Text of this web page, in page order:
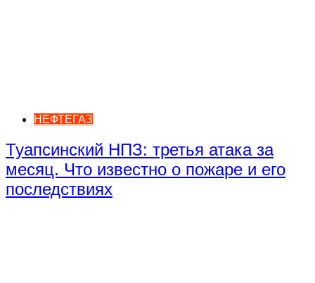
НЕФТЕГАЗ
Туапсинский НПЗ: третья атака за
месяц. Что известно о пожаре и его
последствиях